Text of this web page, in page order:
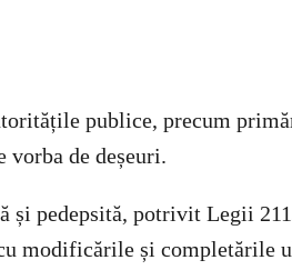
publice, precum
vorba de deșeuri.
și pedepsită, potrivit Legii
modificările și completările